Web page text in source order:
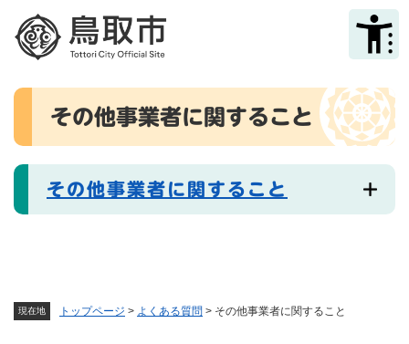
メニューを飛ばして本文へ
現在地 トップページ > よくある質問 > その他事業者に関すること
本
その他事業者に関すること
その他事業者に関すること